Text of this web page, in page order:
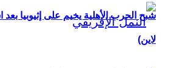
شبح الحرب الأهلية يخيم على إثيوبيا بعد
لاين)